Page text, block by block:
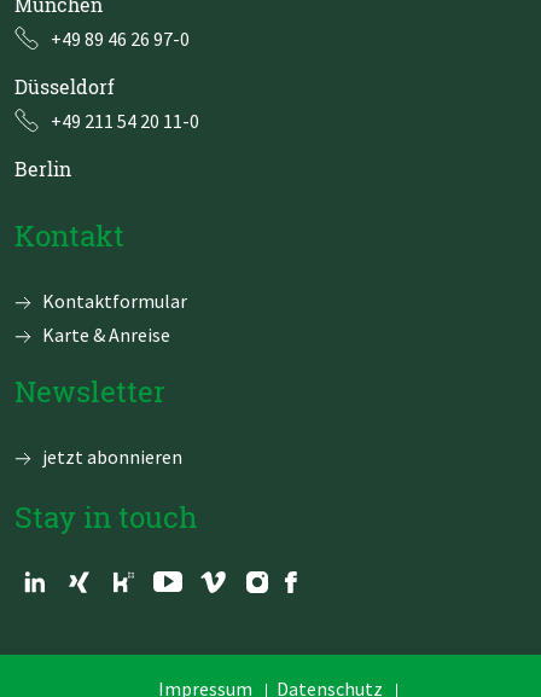
+49 89 46 26 97-0
Düsseldorf
+49 211 54 20 11-0
Berlin
Kontakt
Navigation
Kontaktformular
Karte & Anreise
Newsletter
jetzt abonnieren
Stay in touch
Navigation
Impressum Datenschutz